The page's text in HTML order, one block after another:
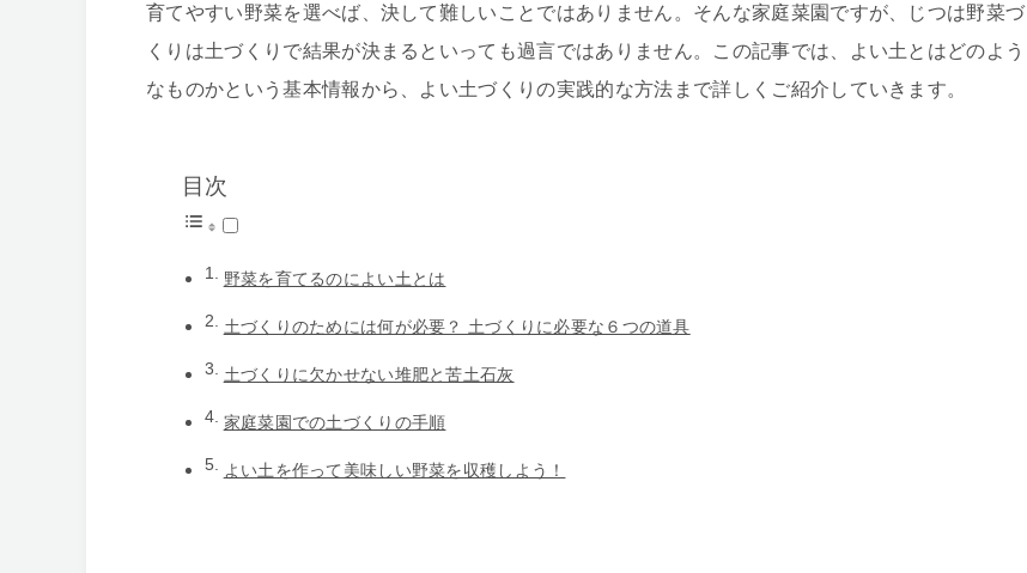
育てやすい野菜を選べば、決して難しいことではありません。そんな家庭菜園ですが、じつは野菜づ
くりは土づくりで結果が決まるといっても過言ではありません。この記事では、よい土とはどのよう
なものかという基本情報から、よい土づくりの実践的な方法まで詳しくご紹介していきます。
目次
野菜を育てるのによい土とは
土づくりのためには何が必要？ 土づくりに必要な６つの道具
土づくりに欠かせない堆肥と苦土石灰
家庭菜園での土づくりの手順
よい土を作って美味しい野菜を収穫しよう！